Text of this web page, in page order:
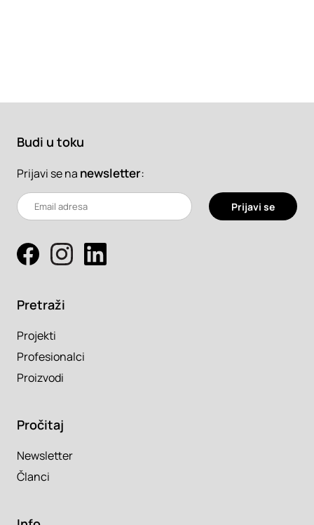
Budi u toku
Prijavi se na newsletter:
Prijavi se
Pretraži
Projekti
Profesionalci
Proizvodi
Pročitaj
Newsletter
Članci